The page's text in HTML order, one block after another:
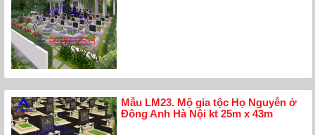
Mẫu LM23. Mộ gia tộc Họ Nguyễn ở
Đông Anh Hà Nội kt 25m x 43m